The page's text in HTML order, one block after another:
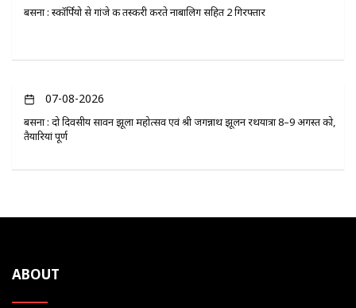
बसना : स्कॉर्पियो से गांजे की तस्करी करते नाबालिग सहित 2 गिरफ्तार
07-08-2026
बसना : दो दिवसीय सावन झूला महोत्सव एवं श्री जगन्नाथ झूलन रथयात्रा 8–9 अगस्त को,
तैयारियां पूर्ण
ABOUT